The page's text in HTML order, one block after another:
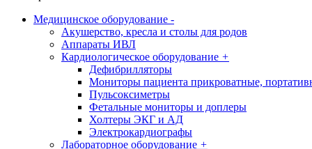
Медицинское оборудование -
Акушерство, кресла и столы для родов
Аппараты ИВЛ
Кардиологическое оборудование +
Дефибрилляторы
Мониторы пациента прикроватные,
Пульсоксиметры
Фетальные мониторы и доплеры
Холтеры ЭКГ и АД
Электрокардиографы
Лабораторное оборудование +